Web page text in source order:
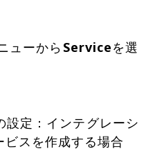
ューから Serviceを選
定：インテグレーシ
ビスを作成する場合